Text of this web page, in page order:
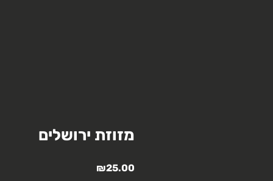
מזוזת ירושלים
₪25.00